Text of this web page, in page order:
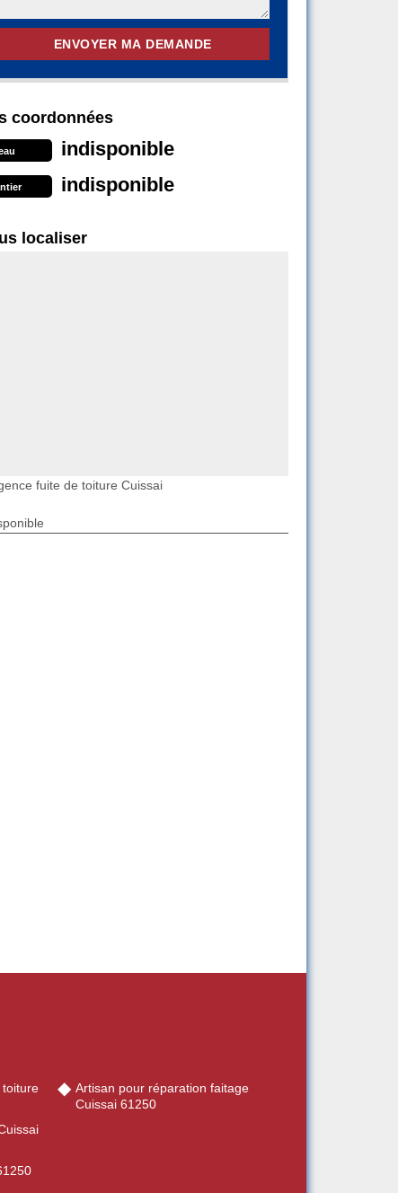
coordonnées
indisponible
indisponible
localiser
fuite de toiture Cuissai
toiture
Artisan pour réparation faitage
Cuissai 61250